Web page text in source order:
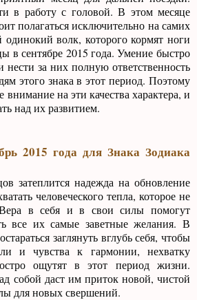
в работу с головой. В этом месяце
полагаться исключительно на самих
волк, которого кормят ноги
в сентябре 2015 года. Умение быстро
за них полную ответственность
этого знака в этот период. Поэтому
внимание на эти качества характера, и
над их развитием.
2015 года для Знака Зодиака
затеплится надежда на обновление
человеческого тепла, которое не
в себя и в свои силы помогут
все их самые заветные желания. В
заглянуть вглубь себя, чтобы
и чувства к гармонии, нехватку
ощутят в этот период жизни.
собой даст им приток новой, чистой
для новых свершений.